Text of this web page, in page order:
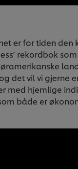
er for tiden
rekordbok
det vil vi gjerne
med hjemlige
både er